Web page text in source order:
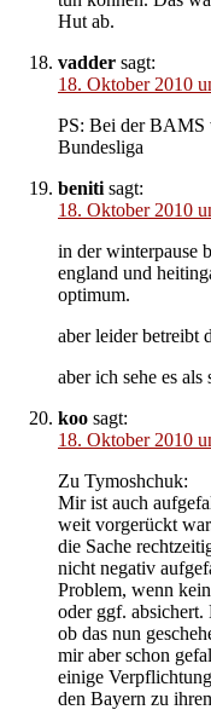
Hut ab.
vadder sagt:
18. Oktober 2010
PS: Bei der BAMS
Bundesliga
beniti sagt:
18. Oktober 2010
in der winterpause
england und
optimum.
aber leider betreibt
aber ich sehe es
koo sagt:
18. Oktober 2010
Zu Tymoshchuk:
Mir ist auch
weit vorgerückt
die Sache
nicht negativ
Problem, wenn
oder ggf.
ob das nun
mir aber schon
einige
den Bayern zu